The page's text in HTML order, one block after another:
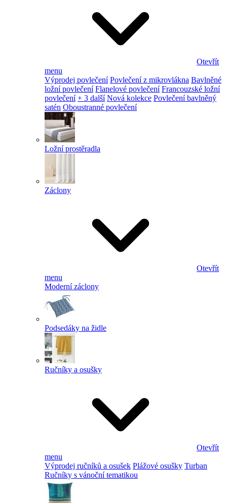
Otevřít
menu
Výprodej povlečení Povlečení z mikrovlákna Bavlněné
ložní povlečení Flanelové povlečení Francouzské ložní
povlečení + 3 další Nová kolekce Povlečení bavlněný
satén Oboustranné povlečení
Ložní prostěradla
Záclony
Otevřít
menu
Moderní záclony
Podsedáky na židle
Ručníky a osušky
Otevřít
menu
Výprodej ručníků a osušek Plážové osušky Turban
Ručníky s vánoční tematikou